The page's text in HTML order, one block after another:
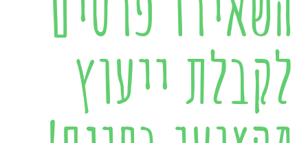
לקבלת ייעוץ